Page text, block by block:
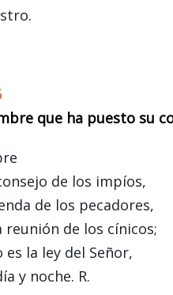
que ha puesto su
de los impíos,
de los pecadores,
reunión de los cínicos;
la ley del Señor,
y noche. R.